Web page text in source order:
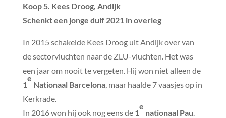
Koop 5. Kees Droog, Andijk
Schenkt een jonge duif 2021 in overleg
In 2015 schakelde Kees Droog uit Andijk over van
de sectorvluchten naar de ZLU-vluchten. Het was
een jaar om nooit te vergeten. Hij won niet alleen de
1
e
Nationaal Barcelona, maar haalde 7 vaasjes op in
Kerkrade.
In 2016 won hij ook nog eens de 1
e
nationaal Pau